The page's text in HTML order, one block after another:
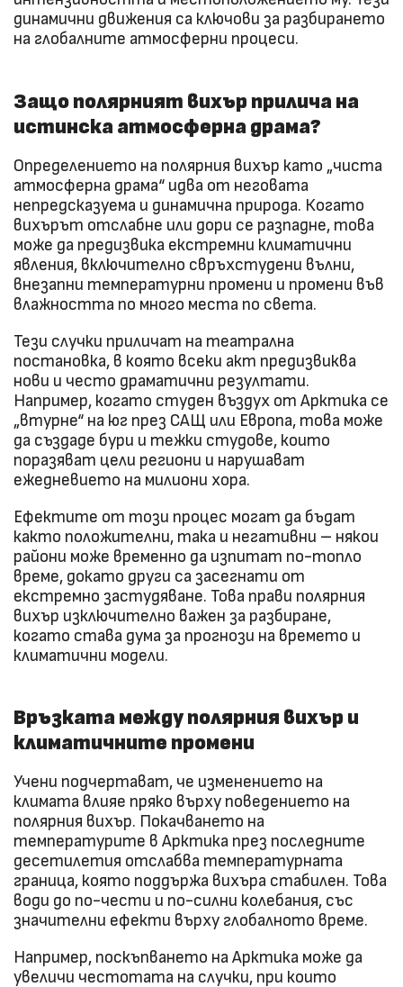
динамични движения са ключови за разбирането
на глобалните атмосферни процеси.
Защо полярният вихър прилича на
истинска атмосферна драма?
Определението на полярния вихър като „чиста
атмосферна драма“ идва от неговата
непредсказуема и динамична природа. Когато
вихърът отслабне или дори се разпадне, това
може да предизвика екстремни климатични
явления, включително свръхстудени вълни,
внезапни температурни промени и промени във
влажността по много места по света.
Тези случки приличат на театрална
постановка, в която всеки акт предизвиква
нови и често драматични резултати.
Например, когато студен въздух от Арктика се
„втурне“ на юг през САЩ или Европа, това може
да създаде бури и тежки студове, които
поразяват цели региони и нарушават
ежедневието на милиони хора.
Ефектите от този процес могат да бъдат
както положителни, така и негативни – някои
райони може временно да изпитат по-топло
време, докато други са засегнати от
екстремно застудяване. Това прави полярния
вихър изключително важен за разбиране,
когато става дума за прогнози на времето и
климатични модели.
Връзката между полярния вихър и
климатичните промени
Учени подчертават, че изменението на
климата влияе пряко върху поведението на
полярния вихър. Покачването на
температурите в Арктика през последните
десетилетия отслабва температурната
граница, която поддържа вихъра стабилен. Това
води до по-чести и по-силни колебания, със
значителни ефекти върху глобалното време.
Например, поскъпването на Арктика може да
увеличи честотата на случки, при които